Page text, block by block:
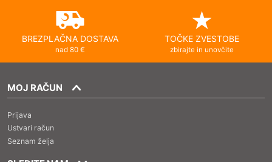
BREZPLAČNA DOSTAVA
nad 80 €
TOČKE ZVESTOBE
zbirajte in unovčite
MOJ RAČUN
Prijava
Ustvari račun
Seznam želja